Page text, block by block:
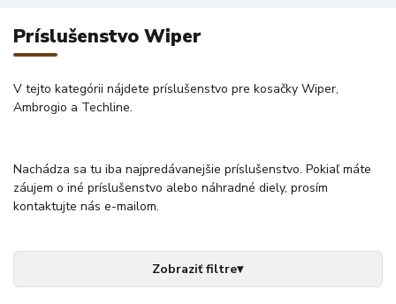
Príslušenstvo Wiper
V tejto kategórii nájdete príslušenstvo pre kosačky Wiper,
Ambrogio a Techline.
Nachádza sa tu iba najpredávanejšie príslušenstvo. Pokiaľ máte
záujem o iné príslušenstvo alebo náhradné diely, prosím
kontaktujte nás e-mailom.